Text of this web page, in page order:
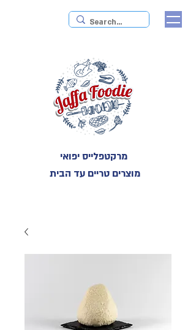
מוצרים טריים עד הבית